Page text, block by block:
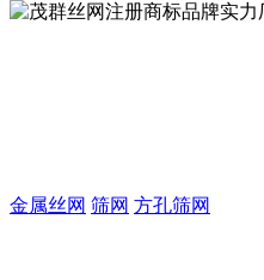
金属丝网 筛网 方孔筛网